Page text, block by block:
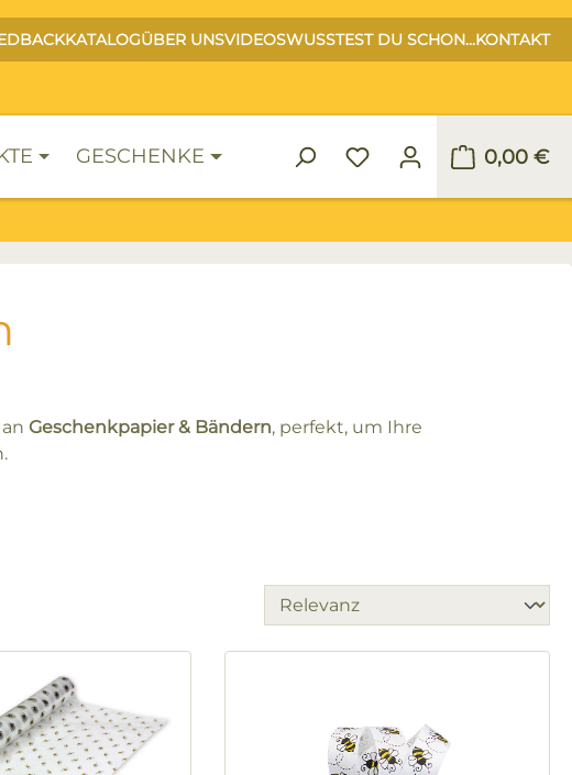
KATALOGÜBER UNSVIDEOSWUSSTEST DU SCHON...KONTAKT
GESCHENKE 0,00 €
Geschenkpapier & Bändern, perfekt, um Ihre